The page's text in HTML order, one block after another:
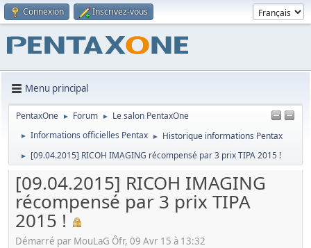
Connexion Inscrivez-vous
Menu principal
PentaxOne ► Forum ► Le salon PentaxOne
► Informations officielles Pentax ► Historique informations Pentax
► [09.04.2015] RICOH IMAGING récompensé par 3 prix TIPA 2015 !
[09.04.2015] RICOH IMAGING
récompensé par 3 prix TIPA
2015 !
Démarré par MouLaG Ôfr, 09 Avr 15 à 13:32